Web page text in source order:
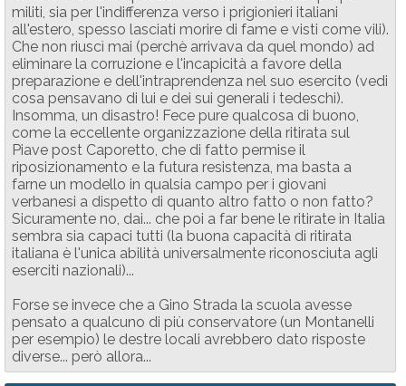
militi, sia per l'indifferenza verso i prigionieri italiani
all'estero, spesso lasciati morire di fame e visti come vili).
Che non riuscì mai (perchè arrivava da quel mondo) ad
eliminare la corruzione e l'incapicità a favore della
preparazione e dell'intraprendenza nel suo esercito (vedi
cosa pensavano di lui e dei sui generali i tedeschi).
Insomma, un disastro! Fece pure qualcosa di buono,
come la eccellente organizzazione della ritirata sul
Piave post Caporetto, che di fatto permise il
riposizionamento e la futura resistenza, ma basta a
farne un modello in qualsia campo per i giovani
verbanesi a dispetto di quanto altro fatto o non fatto?
Sicuramente no, dai... che poi a far bene le ritirate in Italia
sembra sia capaci tutti (la buona capacità di ritirata
italiana è l'unica abilità universalmente riconosciuta agli
eserciti nazionali)...
Forse se invece che a Gino Strada la scuola avesse
pensato a qualcuno di più conservatore (un Montanelli
per esempio) le destre locali avrebbero dato risposte
diverse... però allora...